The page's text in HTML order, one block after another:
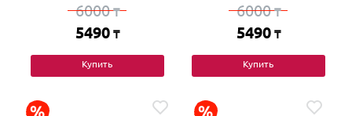
6000₸
5490 ₸
Купить
6000₸
5490 ₸
Купить